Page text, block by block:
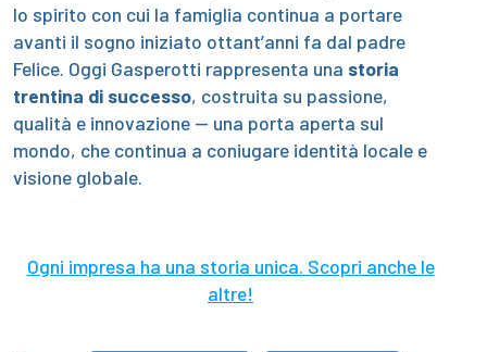
lo spirito con cui la famiglia continua a portare
avanti il sogno iniziato ottant’anni fa dal padre
Felice. Oggi Gasperotti rappresenta una storia
trentina di successo, costruita su passione,
qualità e innovazione — una porta aperta sul
mondo, che continua a coniugare identità locale e
visione globale.
Ogni impresa ha una storia unica. Scopri anche le
altre!